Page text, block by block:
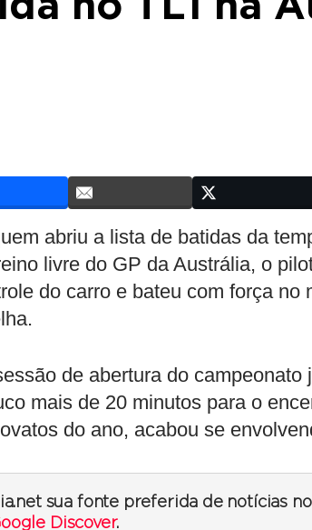
abriu a lista de batidas da
livre do GP da Austrália, o
do carro e bateu com força no
de abertura do
mais de 20 minutos para o
do ano, acabou se
sua fonte preferida de notícias
Discover.